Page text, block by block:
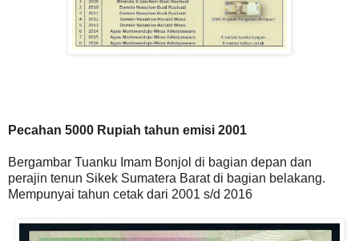
Pecahan 5000 Rupiah tahun emisi 2001
Bergambar Tuanku Imam Bonjol di bagian depan dan
perajin tenun Sikek Sumatera Barat di bagian belakang.
Mempunyai tahun cetak dari 2001 s/d 2016